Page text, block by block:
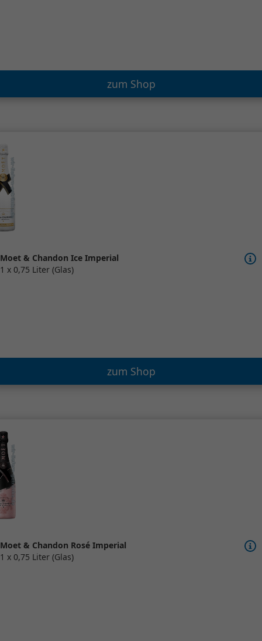
zum Shop
Moet & Chandon Ice Imperial
1 x 0,75 Liter (Glas)
zum Shop
Moet & Chandon Rosé Imperial
1 x 0,75 Liter (Glas)